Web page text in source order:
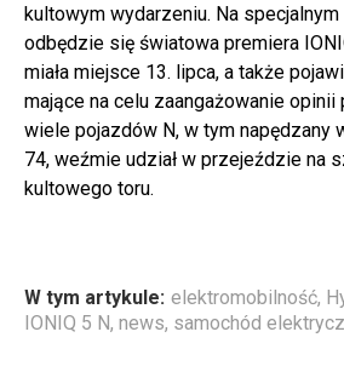
kultowym wydarzeniu. Na
odbędzie się światowa premiera
miała miejsce 13. lipca, a także
mające na celu zaangażowanie
wiele pojazdów N, w tym napędzany
74, weźmie udział w przejeździe na
kultowego toru.
W tym artykule: elektromobilność,
IONIQ 5 N, news, samochód